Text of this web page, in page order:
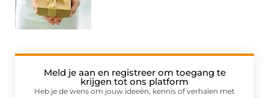
Meld je aan en registreer om toegang te
krijgen tot ons platform
Heb je de wens om jouw ideeën, kennis of verhalen met